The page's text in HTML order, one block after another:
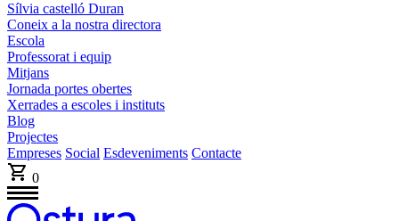
Sílvia castelló Duran
Coneix a la nostra directora
Escola
Professorat i equip
Mitjans
Jornada portes obertes
Xerrades a escoles i instituts
Blog
Projectes
Empreses Social Esdeveniments Contacte
0